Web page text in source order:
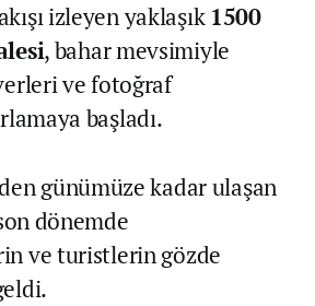
izleyen yaklaşık 1500
, bahar mevsimiyle
ve fotoğraf
başladı.
günümüze kadar ulaşan
dönemde
ve turistlerin gözde